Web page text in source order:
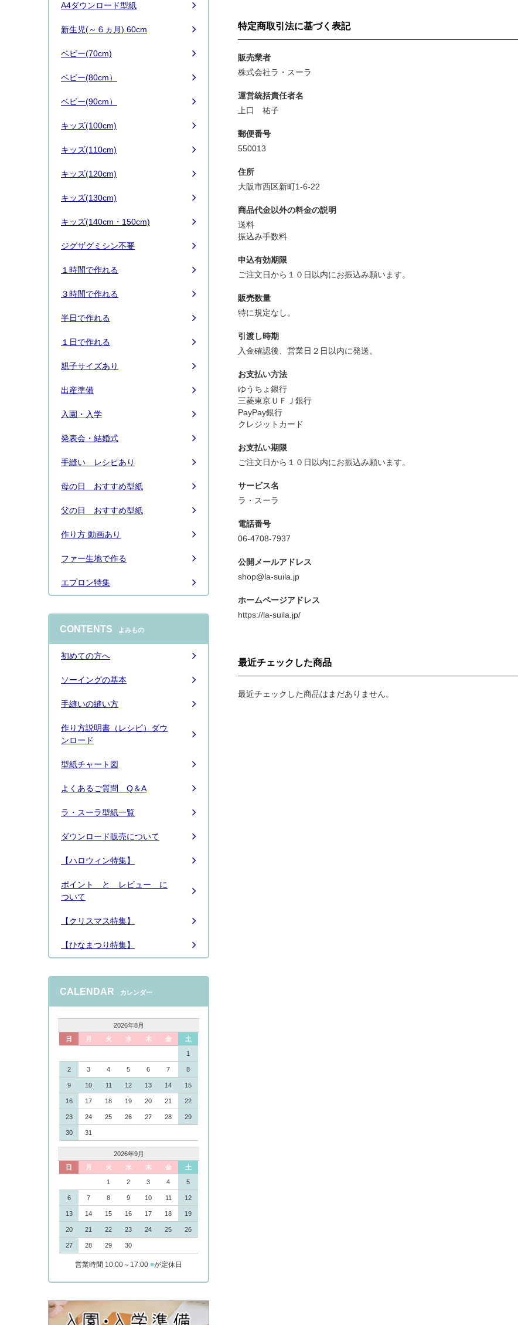
特定商取引法に基づく表記
販売業者
株式会社ラ・スーラ
運営統括責任者名
上口 祐子
郵便番号
550013
住所
大阪市西区新町1-6-22
商品代金以外の料金の説明
送料
振込み手数料
申込有効期限
ご注文日から１０日以内にお振込み願います。
販売数量
特に規定なし。
引渡し時期
入金確認後、営業日２日以内に発送。
お支払い方法
ゆうちょ銀行
三菱東京ＵＦＪ銀行
PayPay銀行
クレジットカード
お支払い期限
ご注文日から１０日以内にお振込み願います。
サービス名
ラ・スーラ
電話番号
06-4708-7937
公開メールアドレス
shop@la-suila.jp
ホームページアドレス
https://la-suila.jp/
最近チェックした商品
最近チェックした商品はまだありません。
A4ダウンロード型紙
新生児(～６ヵ月) 60cm
ベビー(70cm)
ベビー(80cm）
ベビー(90cm）
キッズ(100cm)
キッズ(110cm)
キッズ(120cm)
キッズ(130cm)
キッズ(140cm・150cm)
ジグザグミシン不要
１時間で作れる
３時間で作れる
半日で作れる
１日で作れる
親子サイズあり
出産準備
入園・入学
発表会・結婚式
手縫い レシピあり
母の日 おすすめ型紙
父の日 おすすめ型紙
作り方 動画あり
ファー生地で作る
エプロン特集
CONTENTS よみもの
初めての方へ
ソーイングの基本
手縫いの縫い方
作り方説明書（レシピ）ダウ
ンロード
型紙チャート図
よくあるご質問 Q＆A
ラ・スーラ型紙一覧
ダウンロード販売について
【ハロウィン特集】
ポイント と レビュー に
ついて
【クリスマス特集】
【ひなまつり特集】
CALENDAR カレンダー
2026年8月
日
月 火 水 木 金 土
1
2 3 4 5 6 7 8
9 10 11 12 13 14 15
16 17 18 19 20 21 22
23 24 25 26 27 28 29
30 31
2026年9月
日
月 火 水 木 金 土
1 2 3 4 5
6 7 8 9 10 11 12
13 14 15 16 17 18 19
20 21 22 23 24 25 26
27 28 29 30
営業時間 10:00～17:00 ■が定休日